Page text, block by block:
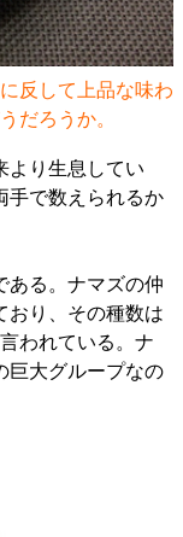
反して上品な味わ
だろうか。
より生息してい
手で数えられるか
ある。ナマズの仲
おり、その種数は
われている。ナ
巨大グループなの